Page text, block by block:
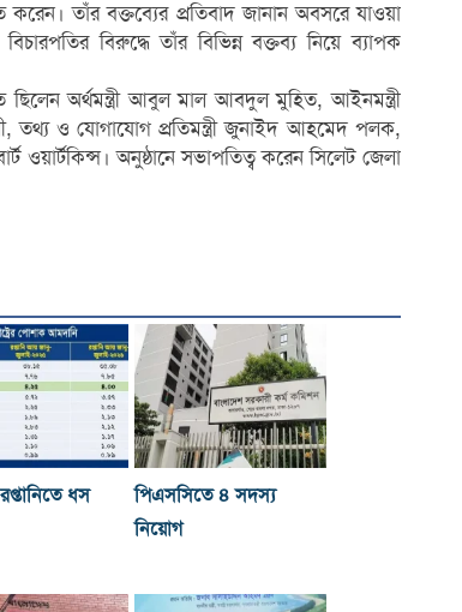
তাঁর বক্তব্যের প্রতিবাদ জানান অবসরে যাওয়া
বিরুদ্ধে তাঁর বিভিন্ন বক্তব্য নিয়ে ব্যাপক
অর্থমন্ত্রী আবুল মাল আবদুল মুহিত, আইনমন্ত্রী
তথ্য ও যোগাযোগ প্রতিমন্ত্রী জুনাইদ আহমেদ পলক,
ওয়ার্টকিন্স। অনুষ্ঠানে সভাপতিত্ব করেন সিলেট জেলা
রপ্তানিতে ধস
পিএসসিতে ৪ সদস্য
নিয়োগ